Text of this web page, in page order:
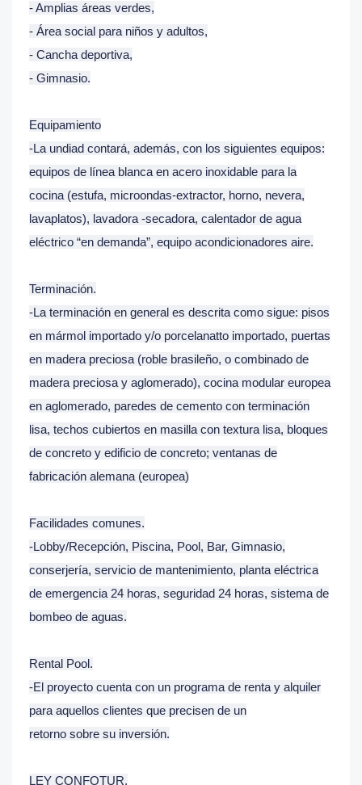
- Amplias áreas verdes,
- Área social para niños y adultos,
- Cancha deportiva,
- Gimnasio.
Equipamiento
-La undiad contará, además, con los siguientes equipos:
equipos de línea blanca en acero inoxidable para la
cocina (estufa, microondas-extractor, horno, nevera,
lavaplatos), lavadora -secadora, calentador de agua
eléctrico “en demanda”, equipo acondicionadores aire.
Terminación.
-La terminación en general es descrita como sigue: pisos
en mármol importado y/o porcelanatto importado, puertas
en madera preciosa (roble brasileño, o combinado de
madera preciosa y aglomerado), cocina modular europea
en aglomerado, paredes de cemento con terminación
lisa, techos cubiertos en masilla con textura lisa, bloques
de concreto y edificio de concreto; ventanas de
fabricación alemana (europea)
Facilidades comunes.
-Lobby/Recepción, Piscina, Pool, Bar, Gimnasio,
conserjería, servicio de mantenimiento, planta eléctrica
de emergencia 24 horas, seguridad 24 horas, sistema de
bombeo de aguas.
Rental Pool.
-El proyecto cuenta con un programa de renta y alquiler
para aquellos clientes que precisen de un
retorno sobre su inversión.
LEY CONFOTUR.